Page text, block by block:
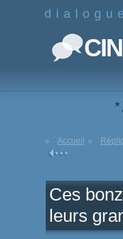
*
Accueil
Ces
leurs